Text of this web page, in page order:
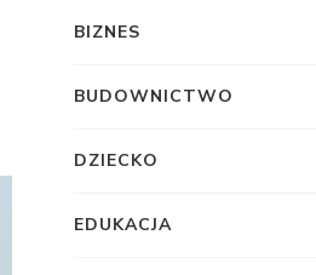
BIZNES
BUDOWNICTWO
DZIECKO
EDUKACJA